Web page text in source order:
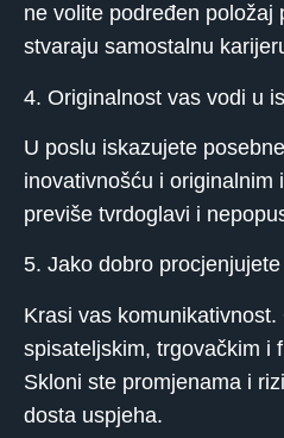
ne volite podređen položaj
stvaraju samostalnu
4. Originalnost vas vodi u
U poslu iskazujete
inovativnošću i originalnim
previše tvrdoglavi i
5. Jako dobro
Krasi vas komunikativnost.
spisateljskim, trgovačkim i
Skloni ste promjenama i
dosta uspjeha.